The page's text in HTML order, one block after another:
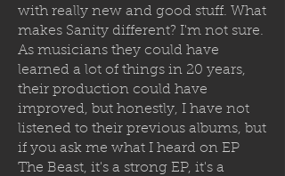
with really new and good stuff. What
makes Sanity different? I'm not sure.
As musicians they could have
learned a lot of things in 20 years,
their production could have
improved, but honestly, I have not
listened to their previous albums, but
if you ask me what I heard on EP
The Beast, it's a strong EP, it's a